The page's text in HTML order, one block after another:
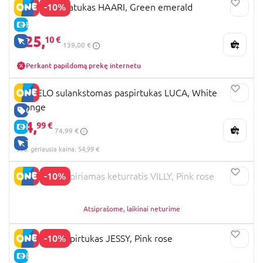
-10%
E-KAINA
TIK INTERNETU
LIONELO triratukas HAARI, Green emerald
125,10 €
139,00 €
Perkant papildomą prekę internetu
GERA KAINA
E-KAINA
TIK INTERNETU
LIONELO sulankstomas paspirtukas LUCA, White
orange
54,99 €
74,99 €
30d. geriausia kaina: 54,99 €
-10%
LIONELO paspiriamas keturratis VILLY, Pink rose
Atsiprašome, laikinai neturime
-10%
E-KAINA
LIONELO paspirtukas JESSY, Pink rose